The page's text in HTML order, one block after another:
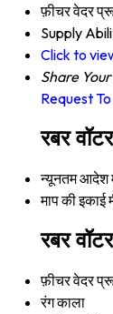
फ़ीचरवेदर
Supply
Click to
Share
Request
रबर
न्यूनतम आदेश
माप की इकाई
रबर
फ़ीचरवेदर
रंगकाला